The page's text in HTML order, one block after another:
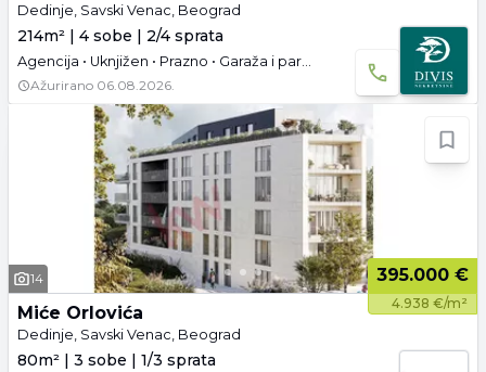
Dedinje, Savski Venac, Beograd
214m² | 4 sobe | 2/4 sprata
Agencija • Uknjižen • Prazno • Garaža i parking
Ažurirano 06.08.2026.
14 395.000 €
4.938 €/m²
Miće Orlovića
Dedinje, Savski Venac, Beograd
80m² | 3 sobe | 1/3 sprata